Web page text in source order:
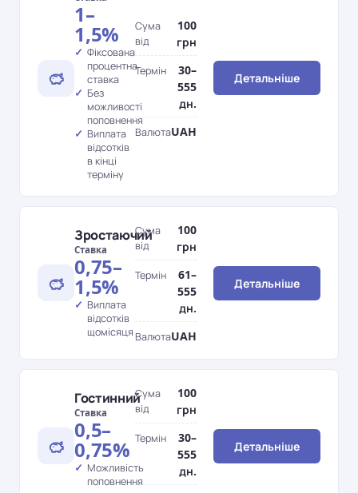
1–
1,5%
Фіксована
процентна
ставка
Без
можливості
поповнення
Виплата
відсотків
в кінці
терміну
Сума
від
100
грн
Термін
30–
555
дн.
ВалютаUAH
Детальніше
Зростаючий
Ставка
0,75–
1,5%
Виплата
відсотків
щомісяця
Сума
від
100
грн
Термін
61–
555
дн.
ВалютаUAH
Детальніше
Гостинний
Ставка
0,5–
0,75%
Можливість
поповнення
Сума
від
100
грн
Термін
30–
555
дн.
Детальніше